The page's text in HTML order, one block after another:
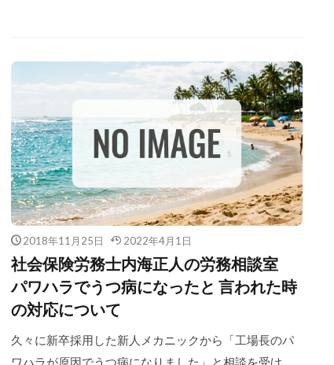
2018年11月25日 2022年4月1日
社会保険労務士内海正人の労務相談室
パワハラでうつ病になったと 言われた時
の対応について
久々に新卒採用した新人メカニックから「工場長のパ
ワハラが原因でうつ病になりました」と相談を受け